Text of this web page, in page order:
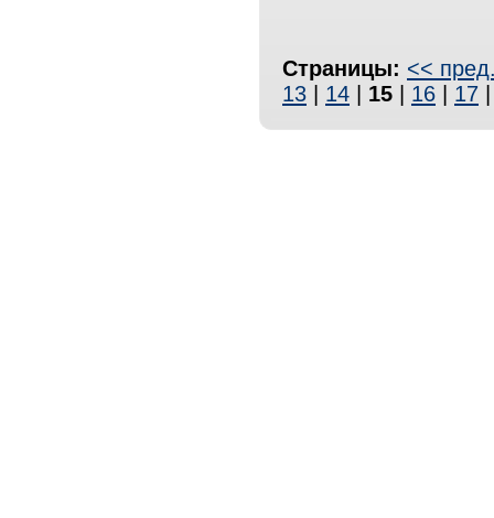
Страницы: <<
13
14 15 16 17